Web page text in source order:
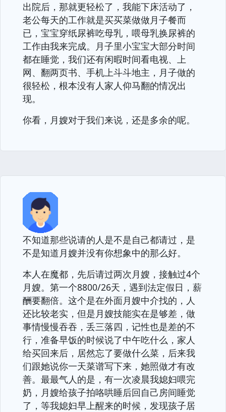
出院后，那就更轻松了，我能下床活动了，
老公每天的工作就是买买菜做做月子餐而
已，宝宝穿纸尿裤吃母乳，喂母乳换尿裤的
工作由我来完成。月子里小宝宝大部分时间
都在睡觉，我们还有闲暇时间看电视、上
网、翻两页书、手机上斗斗地主，月子做的
很轻松，根本没有人家人仰马翻的情况出
现。
你看，月嫂对于我们来说，还是多余的呢。
不知道那些说请的人是不是自己都请过，是
不是知道月嫂并没有你想象中的那么好。
本人在魔都，先后请过两次月嫂，接触过4个
月嫂。第一个8800/26天，遇到法定假日，薪
酬要翻倍。这个是在外面月嫂中介找的，人
还比较老实，但是月嫂技能实在是够差，做
事情慢慢吞吞，丢三落四，记性也是差的不
行，准备早饭的时候说了中午吃什么，家人
给买回来后，居然忘了要做什么菜，后来我
们跟她说你一天菜谱写下来，她照做才有改
善。最最气人的是，有一次凌晨我媳妇喂完
奶，月嫂给孩子拍咯哄睡后回自己房间睡觉
了，等我媳妇早上醒来的时候，发现孩子居